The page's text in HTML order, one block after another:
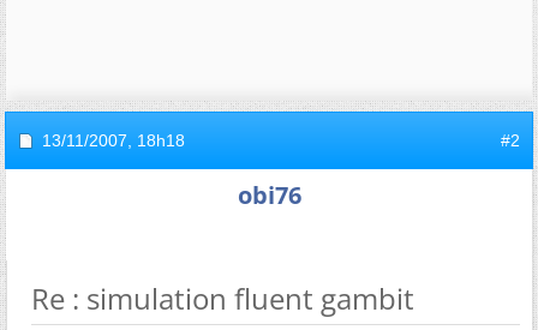
13/11/2007, 18h18 #2
obi76
Re : simulation fluent gambit